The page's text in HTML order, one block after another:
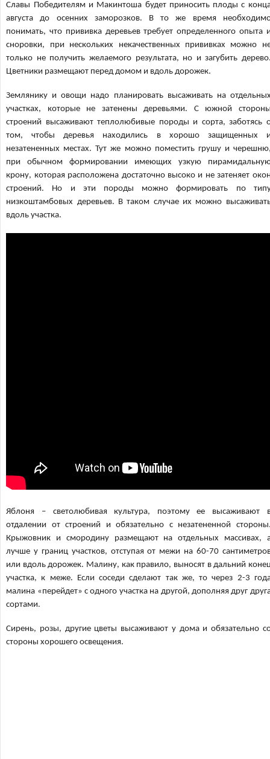
Славы Победителям и Макинтоша будет приносить плоды с
августа до осенних заморозков. В то же время
понимать, что прививка деревьев требует определенного опыта
сноровки, при нескольких некачественных прививках можно
только не получить желаемого результата, но и загубить
Цветники размещают перед домом и вдоль дорожек.
Землянику и овощи надо планировать высаживать на
участках, которые не затенены деревьями. С южной
строений высаживают теплолюбивые породы и сорта, заботясь
том, чтобы деревья находились в хорошо защищенных
незатененных местах. Тут же можно поместить грушу и
при обычном формировании имеющих узкую
крону, которая расположена достаточно высоко и не затеняет
строений. Но и эти породы можно формировать по
низкоштамбовых деревьев. В таком случае их можно
вдоль участка.
Яблоня – светолюбивая культура, поэтому ее высаживают
отдалении от строений и обязательно с незатененной
Крыжовник и смородину размещают на отдельных массивах,
лучше у границ участков, отступая от межи на 60-70
или вдоль дорожек. Малину, как правило, выносят в дальний
участка, к меже. Если соседи сделают так же, то через 2-3
малина «перейдет» с одного участка на другой, дополняя друг
сортами.
Сирень, розы, другие цветы высаживают у дома и обязательно
стороны хорошего освещения.